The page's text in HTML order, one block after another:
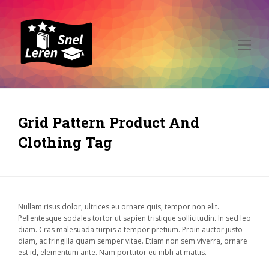
Grid Pattern Product And
Clothing Tag
Nullam risus dolor, ultrices eu ornare quis, tempor non elit.
Pellentesque sodales tortor ut sapien tristique sollicitudin. In sed leo
diam. Cras malesuada turpis a tempor pretium. Proin auctor justo
diam, ac fringilla quam semper vitae. Etiam non sem viverra, ornare
est id, elementum ante. Nam porttitor eu nibh at mattis.